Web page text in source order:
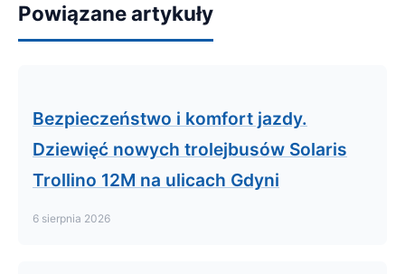
Powiązane artykuły
Bezpieczeństwo i komfort jazdy.
Dziewięć nowych trolejbusów Solaris
Trollino 12M na ulicach Gdyni
6 sierpnia 2026